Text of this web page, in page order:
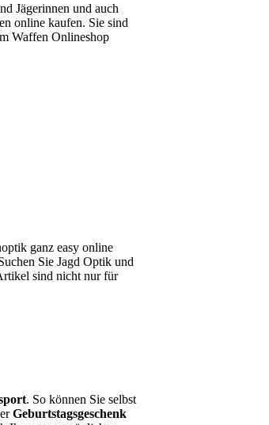
Jägerinnen und auch
online kaufen. Sie sind
Waffen Onlineshop
ganz easy online
Sie Jagd Optik und
sind nicht nur für
. So können Sie selbst
Geburtstagsgeschenk